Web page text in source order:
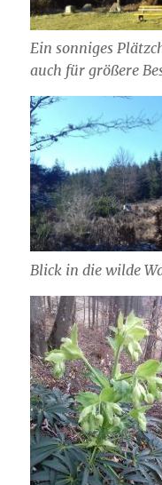
Ein sonniges
auch für größere
Blick in die wilde